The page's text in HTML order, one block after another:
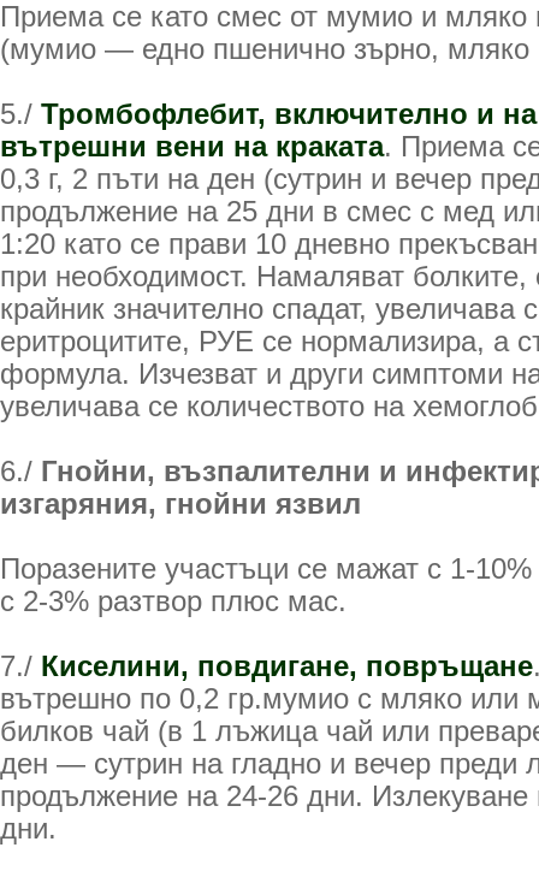
Приема се като смес от мумио и мляко
(мумио — едно пшенично зърно, мляко
5./ Тромбофлебит, включително и
вътрешни вени на краката. Приема
0,3 г, 2 пъти на ден (сутрин и вечер
продължение на 25 дни в смес с мед
1:20 като се прави 10 дневно
при необходимост. Намаляват болките,
крайник значително спадат, увеличава
еритроцитите, РУЕ се нормализира, а
формула. Изчезват и други симптоми
увеличава се количеството на
6./ Гнойни, възпалителни и
изгаряния, гнойни язвил
Поразените участъци се мажат с 1-
с 2-3% разтвор плюс мас.
7./ Киселини, повдигане, повръщане
вътрешно по 0,2 гр.мумио с мляко или
билков чай (в 1 лъжица чай или
ден — сутрин на гладно и вечер преди
продължение на 24-26 дни. Излекуване
дни.